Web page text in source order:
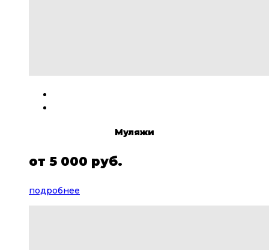
Муляжи
от 5 000 руб.
подробнее